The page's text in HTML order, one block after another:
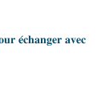
𝐞́𝐜𝐡𝐚𝐧𝐠𝐞𝐫 𝐚𝐯𝐞𝐜